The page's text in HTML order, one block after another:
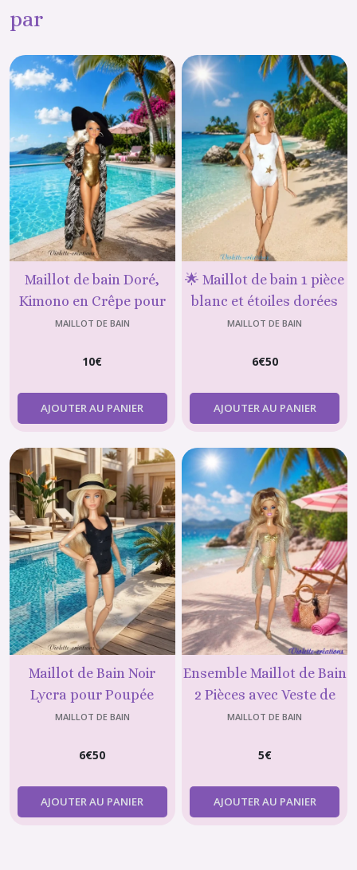
par
Maillot de bain Doré,
Kimono en Crêpe pour
poupée mannequin type
MAILLOT DE BAIN
10€
AJOUTER AU PANIER
🌟 Maillot de bain 1 pièce
blanc et étoiles dorées
pour poupée mannequin
MAILLOT DE BAIN
6€50
AJOUTER AU PANIER
Maillot de Bain Noir
Lycra pour Poupée
Mannequin type barbie –
creations
MAILLOT DE BAIN
6€50
AJOUTER AU PANIER
Ensemble Maillot de Bain
2 Pièces avec Veste de
Plage à Paillettes Dorées
MAILLOT DE BAIN
5€
AJOUTER AU PANIER